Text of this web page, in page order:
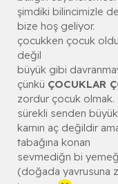
şimdiki bilincimizle
bize hoş geliyor.
çocukken çocuk
değil
büyük gibi
çünkü ÇOCUKLAR
zordur çocuk olmak.
sürekli senden
karnın aç değildir
tabağına konan
sevmediğn bi
(doğada yavrusuna